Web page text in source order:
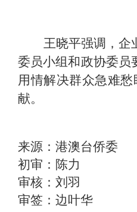
王晓平强调，企
委员小组和政协委员
用情解决群众急难
献。
来源：港澳台侨委
初审：陈力
审核：刘羽
审签：边叶华